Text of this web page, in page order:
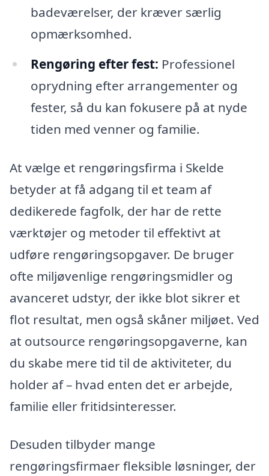
badeværelser, der kræver særlig
opmærksomhed.
Rengøring efter fest: Professionel
oprydning efter arrangementer og
fester, så du kan fokusere på at nyde
tiden med venner og familie.
At vælge et rengøringsfirma i Skelde
betyder at få adgang til et team af
dedikerede fagfolk, der har de rette
værktøjer og metoder til effektivt at
udføre rengøringsopgaver. De bruger
ofte miljøvenlige rengøringsmidler og
avanceret udstyr, der ikke blot sikrer et
flot resultat, men også skåner miljøet. Ved
at outsource rengøringsopgaverne, kan
du skabe mere tid til de aktiviteter, du
holder af – hvad enten det er arbejde,
familie eller fritidsinteresser.
Desuden tilbyder mange
rengøringsfirmaer fleksible løsninger, der